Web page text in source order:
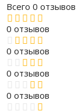
Всего 0 отзывов
0 отзывов
0 отзывов
0 отзывов
0 отзывов